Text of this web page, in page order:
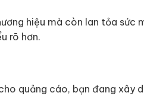
hiệu mà còn lan tỏa sức
rõ hơn.
quảng cáo, bạn đang xây